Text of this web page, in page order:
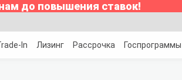
до повышения ставок!
In Лизинг Рассрочка Госпрограммы